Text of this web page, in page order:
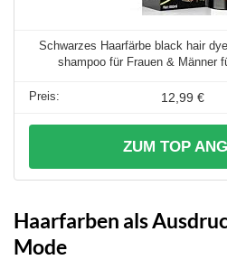
Schwarzes Haarfärbe black hair
shampoo für Frauen & Männer
12,99 €
ZUM TOP
Haarfarben als
Mode